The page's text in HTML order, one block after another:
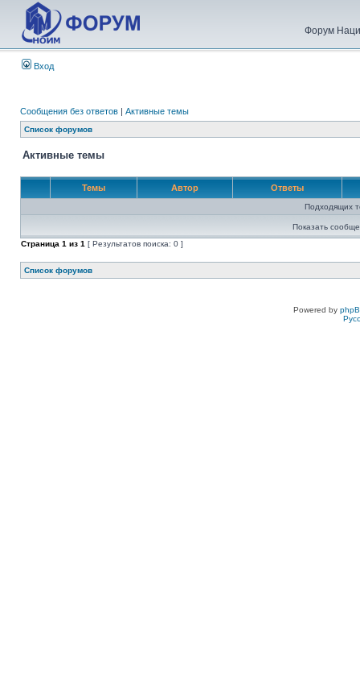
Форум
Вход
Сообщения без ответов | Активные темы
Список форумов
Активные темы
Темы Автор Ответы
Подходящих
Показать
Страница 1 из 1 [ Результатов поиска: 0 ]
Список форумов
Powered by